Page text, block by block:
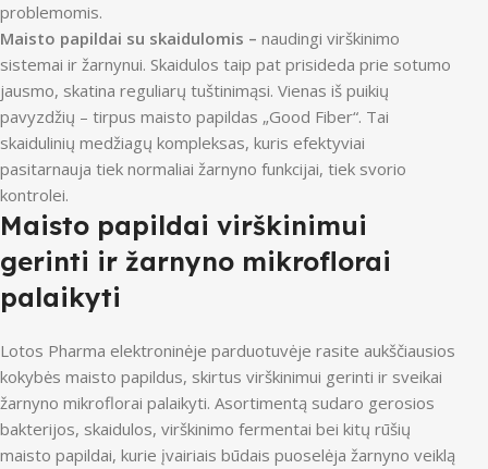
problemomis.
Maisto papildai su skaidulomis – naudingi virškinimo
sistemai ir žarnynui. Skaidulos taip pat prisideda prie sotumo
jausmo, skatina reguliarų tuštinimąsi. Vienas iš puikių
pavyzdžių – tirpus maisto papildas „Good Fiber“. Tai
skaidulinių medžiagų kompleksas, kuris efektyviai
pasitarnauja tiek normaliai žarnyno funkcijai, tiek svorio
kontrolei.
Maisto papildai virškinimui
gerinti ir žarnyno mikroflorai
palaikyti
Lotos Pharma elektroninėje parduotuvėje rasite aukščiausios
kokybės maisto papildus, skirtus virškinimui gerinti ir sveikai
žarnyno mikroflorai palaikyti. Asortimentą sudaro gerosios
bakterijos, skaidulos, virškinimo fermentai bei kitų rūšių
maisto papildai, kurie įvairiais būdais puoselėja žarnyno veiklą